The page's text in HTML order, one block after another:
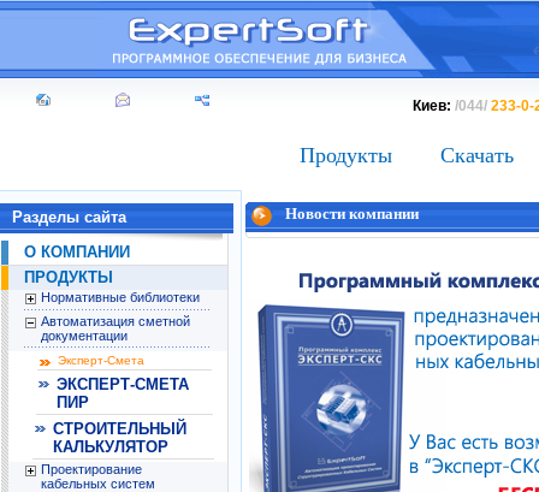
Киев: /044/ 233-0-
Продукты Скачать
Разделы сайта
О КОМПАНИИ
ПРОДУКТЫ
Нормативные библиотеки
Автоматизация сметной
документации
Эксперт-Смета
ЭКСПЕРТ-СМЕТА
ПИР
СТРОИТЕЛЬНЫЙ
КАЛЬКУЛЯТОР
Проектирование
кабельных систем
Новости компании